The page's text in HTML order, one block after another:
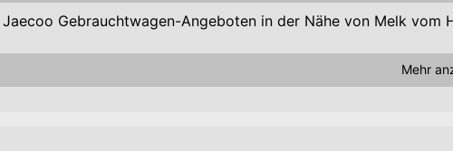
Gebrauchtwagen-Angeboten in der Nähe von Melk vom
Mehr